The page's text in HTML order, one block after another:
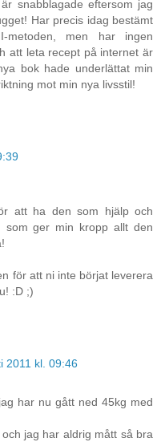
snabblagade eftersom jag
Har precis idag bestämt
men har ingen
att leta recept på internet är
bok hade underlättat min
mot min nya livsstil!
att ha den som hjälp och
som ger min kropp allt den
för att ni inte börjat leverera
:D ;)
2011 kl. 09:46
har nu gått ned 45kg med
jag har aldrig mått så bra